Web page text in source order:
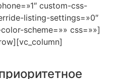
custom-css-
listing-settings=»0″
scheme=»» css=»»]